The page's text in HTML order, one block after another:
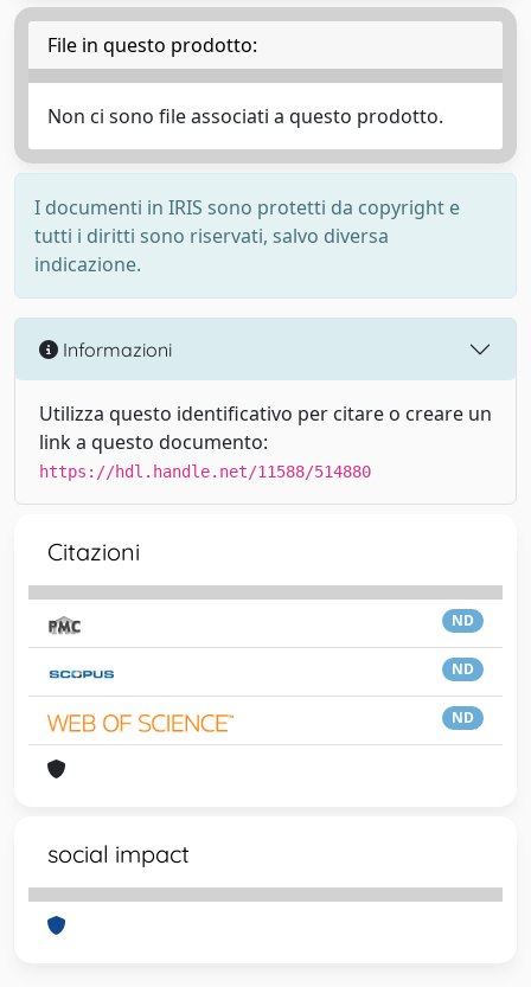
File in questo prodotto:
Non ci sono file associati a questo prodotto.
I documenti in IRIS sono protetti da copyright e
tutti i diritti sono riservati, salvo diversa
indicazione.
Informazioni
Utilizza questo identificativo per citare o creare un
link a questo documento:
https://hdl.handle.net/11588/514880
Citazioni
ND
ND
ND
social impact